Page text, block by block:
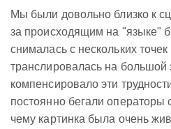
Мы были довольно близко к
за происходящим на "языке"
снималась с нескольких точек
транслировалась на большой
компенсировало эти
постоянно бегали операторы
чему картинка была очень